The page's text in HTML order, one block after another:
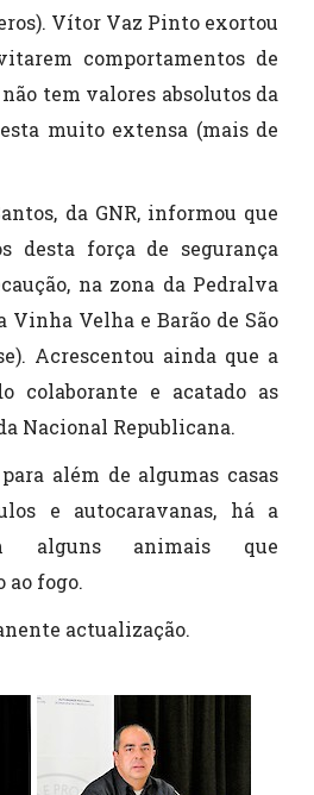
Vítor Vaz Pinto exortou
comportamentos de
tem valores absolutos da
muito extensa (mais de
da GNR, informou que
desta força de segurança
na zona da Pedralva
Vinha Velha e Barão de São
Acrescentou ainda que a
colaborante e acatado as
Nacional Republicana.
além de algumas casas
e autocaravanas, há a
alguns animais que
ao fogo.
actualização.